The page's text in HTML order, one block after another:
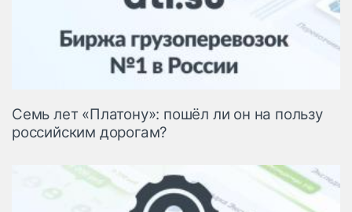
Семь лет «Платону»: пошёл ли он на пользу
российским дорогам?